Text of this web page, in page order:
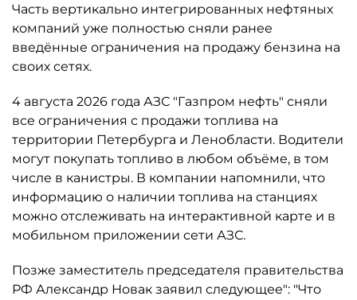
Часть вертикально интегрированных нефтяных
компаний уже полностью сняли ранее
введённые ограничения на продажу бензина на
своих сетях.
4 августа 2026 года АЗС "Газпром нефть" сняли
все ограничения с продажи топлива на
территории Петербурга и Ленобласти. Водители
могут покупать топливо в любом объёме, в том
числе в канистры. В компании напомнили, что
информацию о наличии топлива на станциях
можно отслеживать на интерактивной карте и в
мобильном приложении сети АЗС.
Позже заместитель председателя правительства
РФ Александр Новак заявил следующее": "Что